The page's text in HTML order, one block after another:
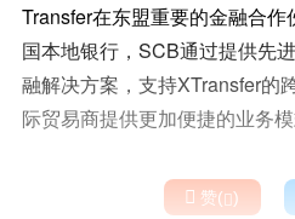
Transfer在东盟重要的金融合
国本地银行，SCB通过提供先
融解决方案，支持XTransfer的
际贸易商提供更加便捷的业务
 赞()